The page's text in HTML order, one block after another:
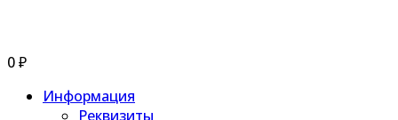
0₽
Информация
Реквизиты